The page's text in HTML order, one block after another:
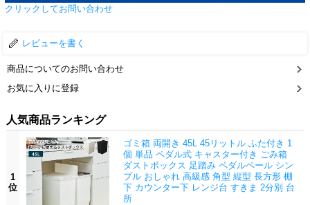
クリックしてお問い合わせ
レビューを書く
商品についてのお問い合わせ
お気に入りに登録
人気商品ランキング
1
位
ゴミ箱 両開き 45L 45リットル ふた付き 1
個 単品 ペダル式 キャスター付き ごみ箱
ダストボックス 足踏み ペダルペール シン
プル おしゃれ 高級感 角型 縦型 長方形 棚
下 カウンター下 レンジ台 すきま 2分別 台
所